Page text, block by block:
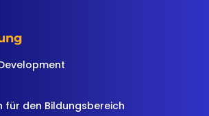
für den Bildungsbereich